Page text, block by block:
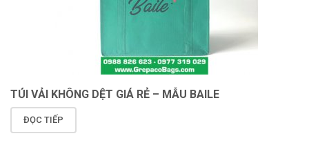
TÚI VẢI KHÔNG DỆT GIÁ RẺ – MẪU BAILE
ĐỌC TIẾP